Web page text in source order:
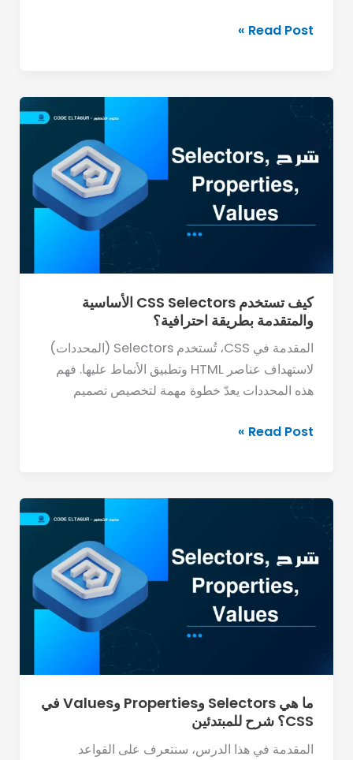
Read Post »
كيف تستخدم CSS Selectors الأساسية
والمتقدمة بطريقة احترافية؟
المقدمة في CSS، تُستخدم Selectors (المحددات)
لاستهداف عناصر HTML وتطبيق الأنماط عليها. فهم
هذه المحددات يعدّ خطوة مهمة لتخصيص تصميم
كيف
CSS
Selectors
الأساسية
والمتقدمة
Read Post »
ما هي Selectors وProperties وValues في
CSS؟ شرح للمبتدئين
المقدمة في هذا الدرس، سنتعرف على القواعد
Selectors
وProperties
وValues
للمبتدئين